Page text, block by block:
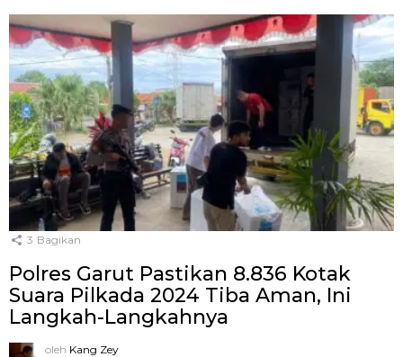
3 Bagikan
Polres Garut Pastikan 8.836 Kotak
Suara Pilkada 2024 Tiba Aman, Ini
Langkah-Langkahnya
oleh Kang Zey